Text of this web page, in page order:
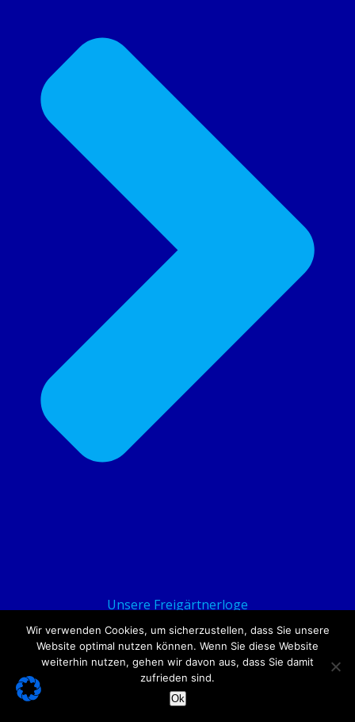
Unsere Freigärtnerloge
Unser Logensiegel
Zeremonielle Bekleidung
Zirkel, Winkelmaß und Messer
Struktur und Grade
Vorgärten
Wir verwenden Cookies, um sicherzustellen, dass Sie unsere
Website optimal nutzen können. Wenn Sie diese Website
weiterhin nutzen, gehen wir davon aus, dass Sie damit
zufrieden sind.
Ok